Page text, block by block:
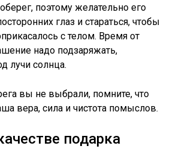
поэтому желательно его
глаз и стараться, чтобы
с телом. Время от
надо подзаряжать,
лучи солнца.
вы не выбрали, помните, что
вера, сила и чистота помыслов.
подарка